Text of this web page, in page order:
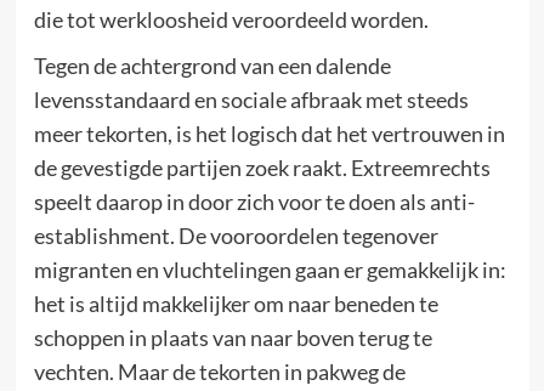
die tot werkloosheid veroordeeld worden.
Tegen de achtergrond van een dalende
levensstandaard en sociale afbraak met steeds
meer tekorten, is het logisch dat het vertrouwen in
de gevestigde partijen zoek raakt. Extreemrechts
speelt daarop in door zich voor te doen als anti-
establishment. De vooroordelen tegenover
migranten en vluchtelingen gaan er gemakkelijk in:
het is altijd makkelijker om naar beneden te
schoppen in plaats van naar boven terug te
vechten. Maar de tekorten in pakweg de